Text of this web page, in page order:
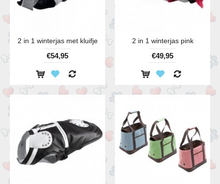
2 in 1 winterjas met kluifje
€54,95
2 in 1 winterjas pink
€49,95